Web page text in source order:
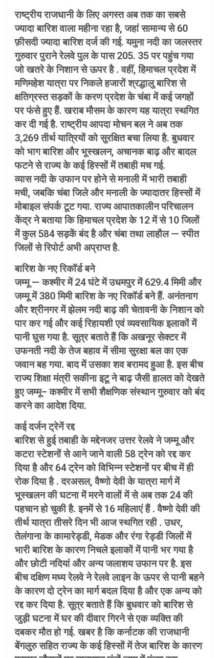
राष्ट्रीय राजधानी के लिए अगस्त अब तक का सबसे
ज्यादा बारिश वाला महीना रहा है, जहां सामान्य से 60
फ़ीसदी ज्यादा बारिश दर्ज की गई. यमुना नदी का जलस्तर
गुरुवार पुराने रेलवे पुल के पास 205. 35 पर पहुंच गया
जो खतरे के निशान से ऊपर है . वहीं, हिमाचल प्रदेश में
मणिमहेश यात्रा पर निकले हजारों श्रद्धालु बारिश से
क्षतिग्रस्त सड़कों के करण प्रदेश के चंबा में कई जगहों
पर फंसे हुए हैं. खराब मौसम के कारण यह यात्रा स्थगित
कर दी गई है. राष्ट्रीय आपदा मोचन बल ने अब तक
3,269 तीर्थ यात्रियों को सुरक्षित बचा लिया है. बुधवार
को भाग बारिश और भूस्खलन, अचानक बाढ़ और बादल
फटने से राज्य के कई हिस्सों में तबाही मच गई.
व्यास नदी के उफान पर होने से मनाली में भारी तबाही
मची, जबकि चंबा जिले और मनाली के ज्यादातर हिस्सों में
मोबाइल संपर्क टूट गया. राज्य आपातकालीन परिचालन
केंद्र ने बताया कि हिमाचल प्रदेश के 12 में से 10 जिलों
में कुल 584 सड़कें बंद है और चंबा तथा लाहौल — स्पीत
जिलों से रिपोर्ट अभी अप्राप्त है.
बारिश के नए रिकॉर्ड बने
जम्मू — कश्मीर में 24 घंटे में उधमपुर में 629.4 मिमी और
जम्मू में 380 मिमी बारिश के नए रिकॉर्ड बने हैं. अनंतनाग
और श्रीनगर में झेलम नदी बाढ़ की चेतावनी के निशान को
पार कर गई और कई रिहायशी एवं व्यवसायिक इलाकों में
पानी घुस गया है. सूत्र बताते हैं कि अखनूर सेक्टर में
उफनती नदी के तेज बहाव में सीमा सुरक्षा बल का एक
जवान बह गया. बाद में उसका शव बरामद हुआ है. इस बीच
राज्य शिक्षा मंत्री सकीना इटू ने बाढ़ जैसी हालत को देखते
हुए जम्मू– कश्मीर में सभी शैक्षणिक संस्थान गुरुवार को बंद
करने का आदेश दिया.
कई दर्जन ट्रेनें रद्द
बारिश से हुई तबाही के मद्देनजर उत्तर रेलवे ने जम्मू और
कटरा स्टेशनों से आने जाने वाली 58 ट्रेन को रद्द कर
दिया है और 64 ट्रेन को विभिन्न स्टेशनों पर बीच में ही
रोक दिया है . दरअसल, वैष्णो देवी के यात्रा मार्ग में
भूस्खलन की घटना में मरने वालों में से अब तक 24 की
पहचान हो चुकी है. इनमें से 16 महिलाएं हैं . वैष्णो देवी की
तीर्थ यात्रा तीसरे दिन भी आज स्थगित रही . उधर,
तेलंगाना के कामारेड्डी, मेडक और रंगा रेड्डी जिलों में
भारी बारिश के कारण निचले इलाकों में पानी भर गया है
और छोटी नदियां और अन्य जलाशय उफान पर है. इस
बीच दक्षिण मध्य रेलवे ने रेलवे लाइन के ऊपर से पानी बहने
के कारण दो ट्रेन का मार्ग बदल दिया है और एक अन्य को
रद्द कर दिया है. सूत्र बताते हैं कि बुधवार को बारिश से
जुड़ी घटना में घर की दीवार गिरने से एक व्यक्ति की
दबकर मौत हो गई. खबर है कि कर्नाटक की राजधानी
बेंगलुरु सहित राज्य के कई हिस्सों में तेज बारिश के कारण